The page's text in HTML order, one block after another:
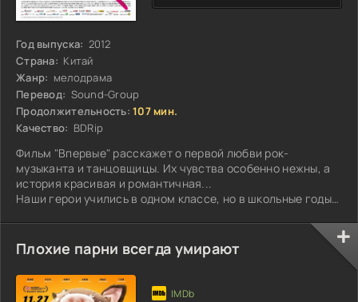
Год выпуска: 2012
Страна: Китай
Жанр: мелодрама
Перевод: Sound-Group
Продолжительность: 107 мин.
Качество: BDRip
Фильм "Впервые" расскажет о первой любви рок-
музыканта и танцовщицы. Их чувства особенно нежны, а
история красивая и романтичная...
Наши герои учились в одном классе, но в школьные годы
Плохие парни всегда умирают